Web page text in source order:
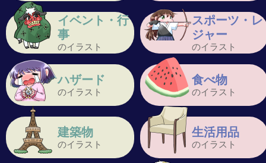
イベント・行
事
のイラスト
スポーツ・レ
ジャー
のイラスト
ハザード
のイラスト
食べ物
のイラスト
建築物
のイラスト
生活用品
のイラスト